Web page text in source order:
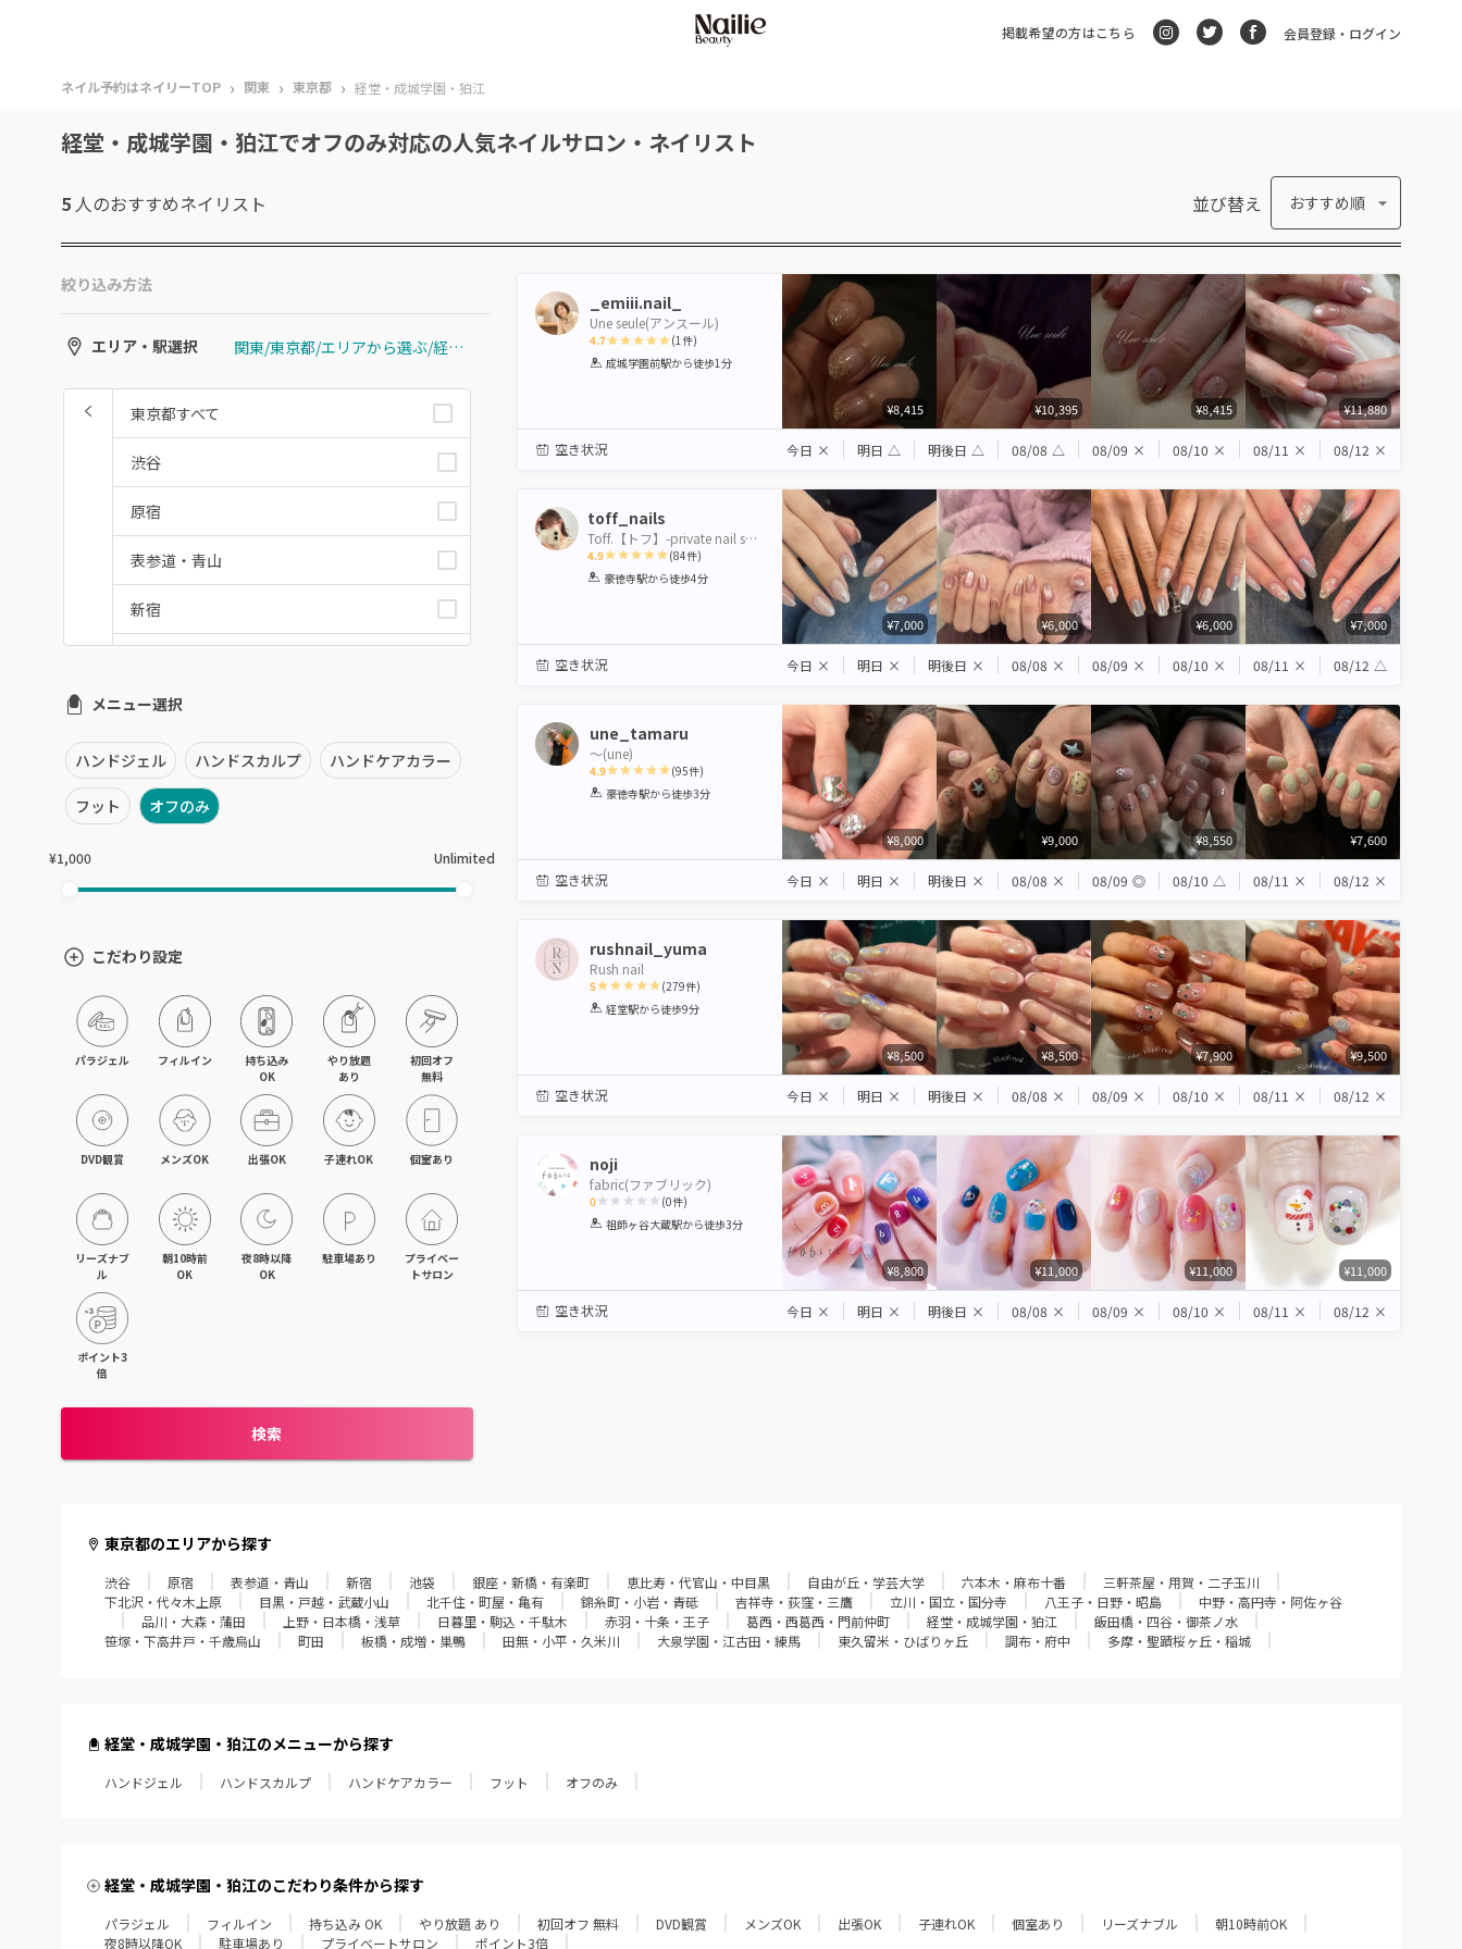
掲載希望の方はこちら 会員登録・ログイン
ネイル予約はネイリーTOP › 関東 › 東京都 › 経堂・成城学園・狛江
経堂・成城学園・狛江でオフのみ対応の人気ネイルサロン・ネイリスト
5 人のおすすめネイリスト 並び替え おすすめ順
絞り込み方法
エリア・駅選択 関東/東京都/エリアから選ぶ/経堂・成城学園・狛江
東京都すべて
渋谷
原宿
表参道・青山
新宿
銀座・新橋・有楽町
恵比寿・代官山・中目黒
自由が丘・学芸大学
下北沢・代々木上原
目黒・戸越・武蔵小山
北千住・町屋・亀有
錦糸町・小岩・青砥
吉祥寺・荻窪・三鷹
立川・国立・国分寺
八王子・日野・昭島
日暮里・駒込・千駄木
葛西・西葛西・門前仲町
経堂・成城学園・狛江
飯田橋・四谷・御茶ノ水
町田
板橋・成増・巣鴨
大泉学園・江古田・練馬
東久留米・ひばりヶ丘
メニュー選択
ハンドジェル ハンドスカルプ ハンドケアカラー
フット オフのみ
¥1,000 Unlimited
こだわり設定
パラジェル フィルイン
持ち込み
OK
やり放題
あり
初回オフ
無料
DVD観賞 メンズOK 出張OK 子連れOK 個室あり
リーズナブ
ル
朝10時前
OK
夜8時以降
OK
駐車場あり
プライベー
トサロン
ポイント3
倍
検索
_emiii.nail_
Une seule(アンスール)
4.7
1 2 3 4 5
(1件)
成城学園前駅から徒歩1分
¥8,415 ¥10,395 ¥8,415 ¥11,880
空き状況 今日 × 明日 △ 明後日 △ 08/08 △ 08/09 × 08/10 × 08/11 × 08/12 ×
toff_nails
Toff.【トフ】-private nail salon-
4.9
1 2 3 4 5
(84件)
豪徳寺駅から徒歩4分
¥7,000 ¥6,000 ¥6,000 ¥7,000
空き状況 今日 × 明日 × 明後日 × 08/08 × 08/09 × 08/10 × 08/11 × 08/12 △
une_tamaru
〜(une)
4.9
1 2 3 4 5
(95件)
豪徳寺駅から徒歩3分
¥8,000 ¥9,000 ¥8,550 ¥7,600
空き状況 今日 × 明日 × 明後日 × 08/08 × 08/09 ◎ 08/10 △ 08/11 × 08/12 ×
rushnail_yuma
Rush nail
5
1 2 3 4 5
(279件)
経堂駅から徒歩9分
¥8,500 ¥8,500 ¥7,900 ¥9,500
空き状況 今日 × 明日 × 明後日 × 08/08 × 08/09 × 08/10 × 08/11 × 08/12 ×
noji
fabric(ファブリック)
0
1 2 3 4 5
(0件)
祖師ヶ谷大蔵駅から徒歩3分
¥8,800 ¥11,000 ¥11,000 ¥11,000
空き状況 今日 × 明日 × 明後日 × 08/08 × 08/09 × 08/10 × 08/11 × 08/12 ×
東京都のエリアから探す
渋谷 原宿 表参道・青山 新宿 池袋 銀座・新橋・有楽町 恵比寿・代官山・中目黒 自由が丘・学芸大学 六本木・麻布十番
三軒茶屋・用賀・二子玉川
下北沢・代々木上原
目黒・戸越・武蔵小山 北千住・町屋・亀有 錦糸町・小岩・青砥 吉祥寺・荻窪・三鷹 立川・国立・国分寺 八王子・日野・昭島
中野・高円寺・阿佐ヶ谷
品川・大森・蒲田
上野・日本橋・浅草 日暮里・駒込・千駄木 赤羽・十条・王子 葛西・西葛西・門前仲町 経堂・成城学園・狛江
飯田橋・四谷・御茶ノ水
笹塚・下高井戸・千歳烏山
町田 板橋・成増・巣鴨 田無・小平・久米川 大泉学園・江古田・練馬 東久留米・ひばりヶ丘 調布・府中 多摩・聖蹟桜ヶ丘・稲城
経堂・成城学園・狛江のメニューから探す
ハンドジェル ハンドスカルプ ハンドケアカラー フット オフのみ
経堂・成城学園・狛江のこだわり条件から探す
パラジェル フィルイン 持ち込み OK やり放題 あり 初回オフ 無料 DVD観賞 メンズOK 出張OK 子連れOK 個室あり リーズナブル
朝10時前OK
夜8時以降OK
駐車場あり プライベートサロン ポイント3倍